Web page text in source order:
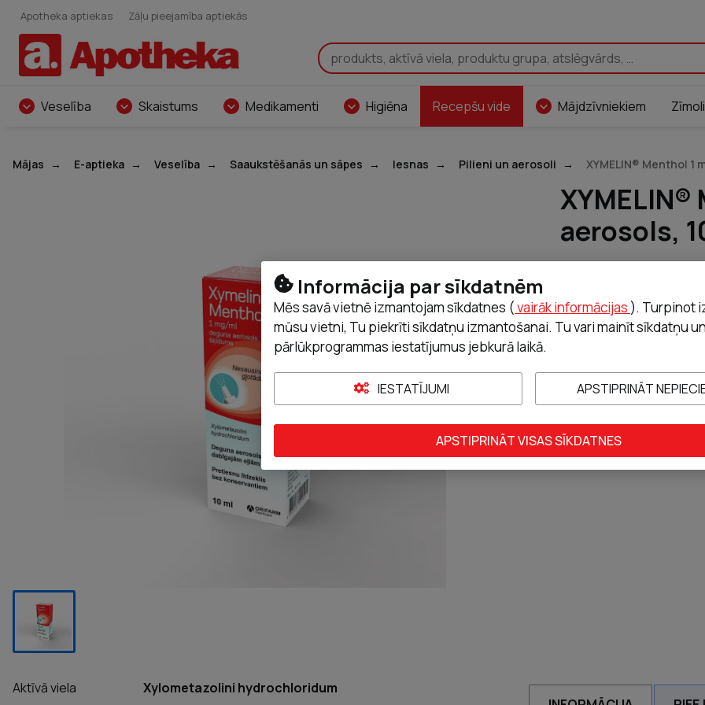
Apotheka aptiekas Zāļu pieejamība aptiekās
Veselība Skaistums Medikamenti Higiēna Recepšu vide Mājdzīvniekiem Zīmoli
Mājas E-aptieka Veselība Saaukstēšanās un sāpes Iesnas Pilieni un aerosoli XYMELIN® Menthol 1
aerosols,
Cena
6,49 €
PIEVIENOT
Bezrecepšu zāles.
instrukciju vai atbilstošu
konsultējieties ar ārstu
Aktīvā viela
Xylometazolini hydrochloridum
Informācija par sīkdatnēm
Mēs savā vietnē izmantojam sīkdatnes (vairāk informācijas ). Turpinot
mūsu vietni, Tu piekrīti sīkdatņu izmantošanai. Tu vari mainīt sīkdatņu un
pārlūkprogrammas iestatījumus jebkurā laikā.
IESTATĪJUMI APSTIPRINĀT
APSTIPRINĀT VISAS SĪKDATNES